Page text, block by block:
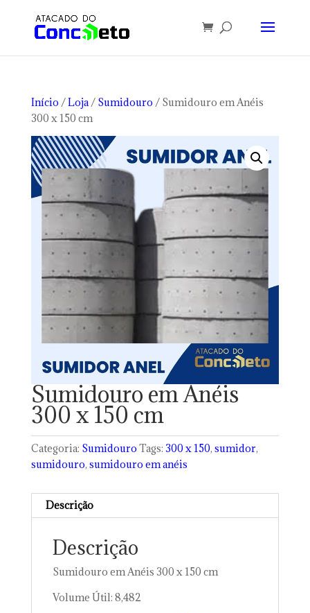
Início /Loja/ Sumidouro / Sumidouro em Anéis
300 x 150 cm
Sumidouro em Anéis
300 x 150 cm
Categoria: Sumidouro Tags: 300 x 150, sumidor,
sumidouro, sumidouro em anéis
Descrição
Descrição
Sumidouro em Anéis 300 x 150 cm
Volume Útil: 8,482